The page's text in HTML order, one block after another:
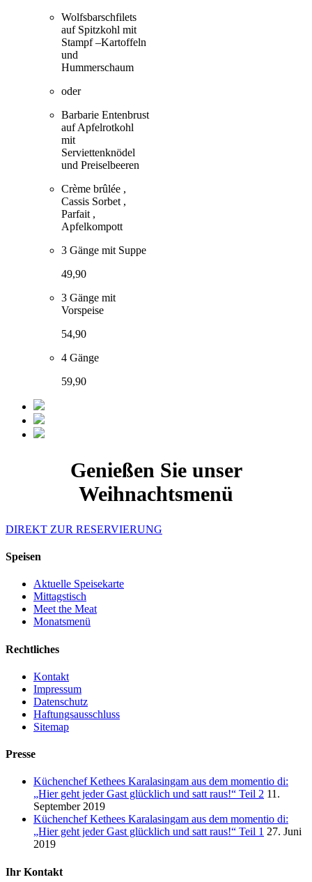
Wolfsbarschfilets
auf Spitzkohl mit
Stampf –Kartoffeln
und
Hummerschaum
oder
Barbarie Entenbrust
auf Apfelrotkohl
mit
Serviettenknödel
und Preiselbeeren
Crème brûlée ,
Cassis Sorbet ,
Parfait ,
Apfelkompott
3 Gänge mit Suppe
49,90
3 Gänge mit
Vorspeise
54,90
4 Gänge
59,90
Genießen Sie unser
Weihnachtsmenü
DIREKT ZUR RESERVIERUNG
Speisen
Aktuelle Speisekarte
Mittagstisch
Meet the Meat
Monatsmenü
Rechtliches
Kontakt
Impressum
Datenschutz
Haftungsausschluss
Sitemap
Presse
Küchenchef Kethees Karalasingam aus dem momentio di:
„Hier geht jeder Gast glücklich und satt raus!“ Teil 2 11.
September 2019
Küchenchef Kethees Karalasingam aus dem momentio di:
„Hier geht jeder Gast glücklich und satt raus!“ Teil 1 27. Juni
2019
Ihr Kontakt